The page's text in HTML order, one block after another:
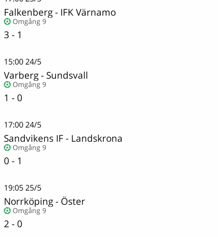
Falkenberg- IFK Värnamo
Omgång 9
3 - 1
15:0024/5
Varberg- Sundsvall
Omgång 9
1 - 0
17:0024/5
Sandvikens IF- Landskrona
Omgång 9
0 - 1
19:0525/5
Norrköping- Öster
Omgång 9
2 - 0